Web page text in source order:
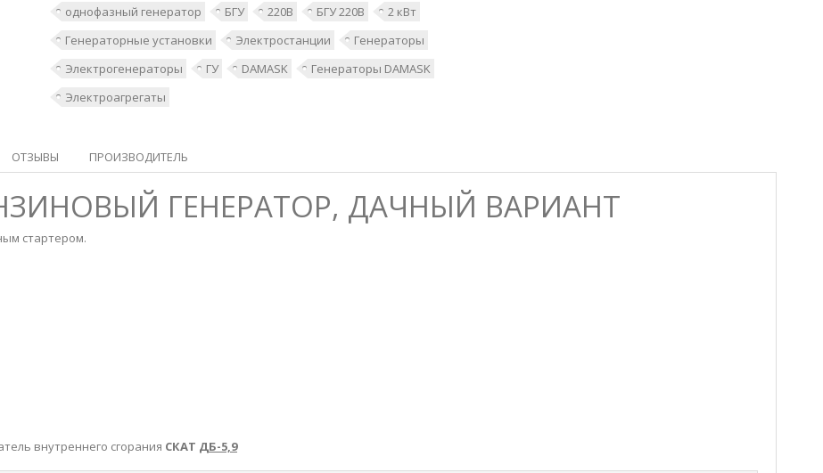
однофазный генератор
БГУ 220В БГУ 220В
2 кВт
Генераторные установки
Электростанции
Генераторы
Электрогенераторы
ГУ DAMASK
Генераторы DAMASK
Электроагрегаты
ОТЗЫВЫ ПРОИЗВОДИТЕЛЬ
ГЕНЕРАТОР, ДАЧНЫЙ ВАРИАНТ
стартером.
внутреннего сгорания СКАТ ДБ-5,9